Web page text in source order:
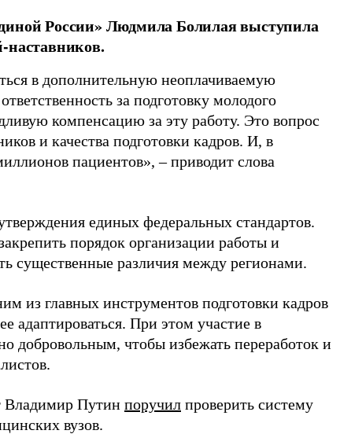
России» Людмила Болилая выступила
наставников.
в дополнительную неоплачиваемую
за подготовку молодого
компенсацию за эту работу. Это вопрос
и качества подготовки кадров. И, в
пациентов», – приводит слова
единых федеральных стандартов.
порядок организации работы и
существенные различия между регионами.
из главных инструментов подготовки кадров
адаптироваться. При этом участие в
добровольным, чтобы избежать переработок и
Владимир Путин поручил проверить систему
вузов.